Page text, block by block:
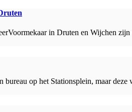
in Druten en Wijchen zijn
op het Stationsplein, maar deze